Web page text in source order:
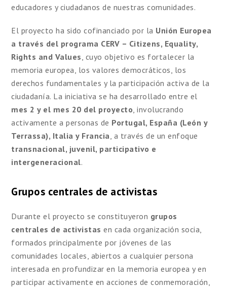
educadores y ciudadanos de nuestras comunidades.
El proyecto ha sido cofinanciado por la Unión Europea
a través del programa CERV – Citizens, Equality,
Rights and Values, cuyo objetivo es fortalecer la
memoria europea, los valores democráticos, los
derechos fundamentales y la participación activa de la
ciudadanía. La iniciativa se ha desarrollado entre el
mes 2 y el mes 20 del proyecto, involucrando
activamente a personas de Portugal, España (León y
Terrassa), Italia y Francia, a través de un enfoque
transnacional, juvenil, participativo e
intergeneracional.
Grupos centrales de activistas
Durante el proyecto se constituyeron grupos
centrales de activistas en cada organización socia,
formados principalmente por jóvenes de las
comunidades locales, abiertos a cualquier persona
interesada en profundizar en la memoria europea y en
participar activamente en acciones de conmemoración,